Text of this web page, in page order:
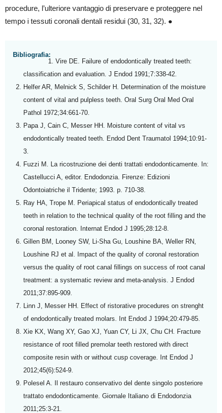
procedure, l’ulteriore vantaggio di preservare e proteggere nel
tempo i tessuti coronali dentali residui (30, 31, 32). ●
Bibliografia:
Vire DE. Failure of endodontically treated teeth:
classification and evaluation. J Endod 1991;7:338-42.
Helfer AR, Melnick S, Schilder H. Determination of the moisture
content of vital and pulpless teeth. Oral Surg Oral Med Oral
Pathol 1972;34:661-70.
Papa J, Cain C, Messer HH. Moisture content of vital vs
endodontically treated teeth. Endod Dent Traumatol 1994;10:91-
3.
Fuzzi M. La ricostruzione dei denti trattati endodonticamente. In:
Castellucci A, editor. Endodonzia. Firenze: Edizioni
Odontoiatriche il Tridente; 1993. p. 710-38.
Ray HA, Trope M. Periapical status of endodontically treated
teeth in relation to the technical quality of the root filling and the
coronal restoration. Internat Endod J 1995;28:12-8.
Gillen BM, Looney SW, Li-Sha Gu, Loushine BA, Weller RN,
Loushine RJ et al. Impact of the quality of coronal restoration
versus the quality of root canal fillings on success of root canal
treatment: a systematic review and meta-analysis. J Endod
2011;37:895-909.
Linn J, Messer HH. Effect of ristorative procedures on strenght
of endodontically treated molars. Int Endod J 1994;20:479-85.
Xie KX, Wang XY, Gao XJ, Yuan CY, Li JX, Chu CH. Fracture
resistance of root filled premolar teeth restored with direct
composite resin with or without cusp coverage. Int Endod J
2012;45(6):524-9.
Polesel A. Il restauro conservativo del dente singolo posteriore
trattato endodonticamente. Giornale Italiano di Endodonzia
2011;25:3-21.